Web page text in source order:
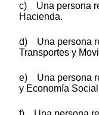
c) Una persona
Hacienda.
d) Una persona
Transportes y
e) Una persona
y Economía